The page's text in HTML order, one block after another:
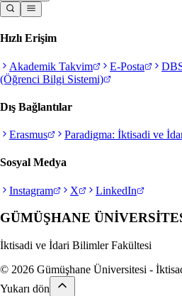
Hızlı Erişim
Akademik Takvim E-Posta
(Öğrenci Bilgi Sistemi)
Dış Bağlantılar
Erasmus Paradigma: İktisadi ve
Sosyal Medya
Instagram X LinkedIn
GÜMÜŞHANE
İktisadi ve İdari Bilimler Fakültesi
© 2026 Gümüşhane Üniversitesi -
Yukarı dön